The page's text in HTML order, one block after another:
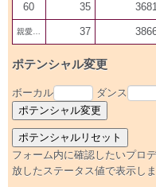
60 35
親愛100 37
ポテンシャル変更
ボーカル ダンス
フォーム内に確認したいプロ
放したステータス値で表示しま